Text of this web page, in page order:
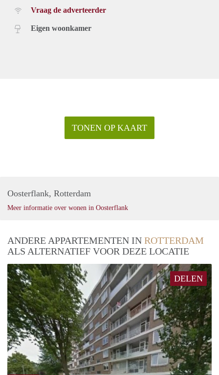
Vraag de adverteerder
Eigen woonkamer
TONEN OP KAART
Oosterflank, Rotterdam
Meer informatie over wonen in Oosterflank
ANDERE APPARTEMENTEN IN ROTTERDAM
ALS ALTERNATIEF VOOR DEZE LOCATIE
DELEN